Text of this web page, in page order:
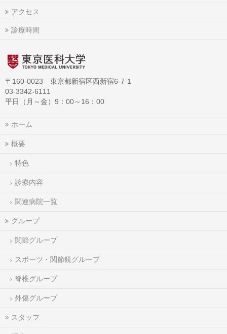
アクセス
診療時間
〒160-0023 東京都新宿区西新宿6-7-1
03-3342-6111
平日（月～金）9：00～16：00
ホーム
概要
特色
診療内容
関連病院一覧
グループ
関節グループ
スポーツ・関節鏡グループ
脊椎グループ
外傷グループ
スタッフ